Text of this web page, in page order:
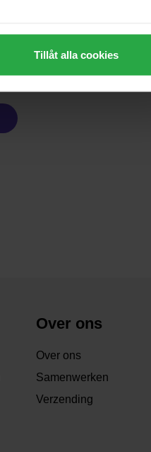
Tillåt alla cookies
34 €
Over ons
Over ons
Samenwerken
Verzending